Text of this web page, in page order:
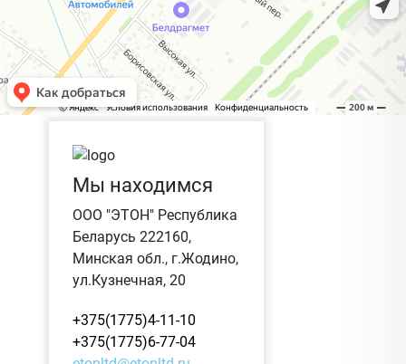
Мы находимся
ООО "ЭТОН" Республика
Беларусь 222160,
Минская обл., г.Жодино,
ул.Кузнечная, 20
+375(1775)4-11-10
+375(1775)6-77-04